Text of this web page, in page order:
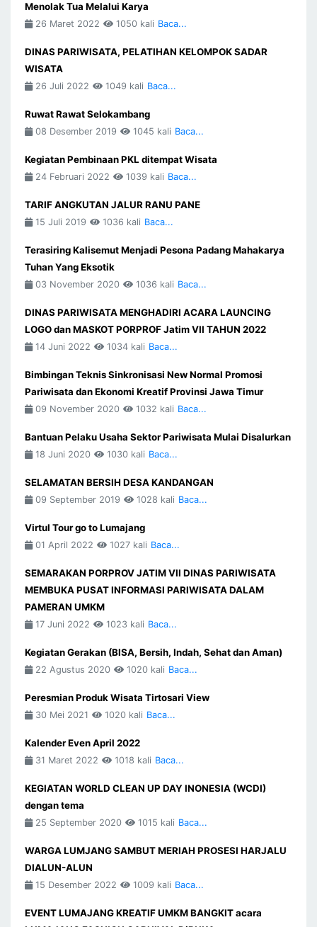
Menolak Tua Melalui Karya
26 Maret 2022 1050 kali Baca...
DINAS PARIWISATA, PELATIHAN KELOMPOK SADAR
WISATA
26 Juli 2022 1049 kali Baca...
Ruwat Rawat Selokambang
08 Desember 2019 1045 kali Baca...
Kegiatan Pembinaan PKL ditempat Wisata
24 Februari 2022 1039 kali Baca...
TARIF ANGKUTAN JALUR RANU PANE
15 Juli 2019 1036 kali Baca...
Terasiring Kalisemut Menjadi Pesona Padang Mahakarya
Tuhan Yang Eksotik
03 November 2020 1036 kali Baca...
DINAS PARIWISATA MENGHADIRI ACARA LAUNCING
LOGO dan MASKOT PORPROF Jatim VII TAHUN 2022
14 Juni 2022 1034 kali Baca...
Bimbingan Teknis Sinkronisasi New Normal Promosi
Pariwisata dan Ekonomi Kreatif Provinsi Jawa Timur
09 November 2020 1032 kali Baca...
Bantuan Pelaku Usaha Sektor Pariwisata Mulai Disalurkan
18 Juni 2020 1030 kali Baca...
SELAMATAN BERSIH DESA KANDANGAN
09 September 2019 1028 kali Baca...
Virtul Tour go to Lumajang
01 April 2022 1027 kali Baca...
SEMARAKAN PORPROV JATIM VII DINAS PARIWISATA
MEMBUKA PUSAT INFORMASI PARIWISATA DALAM
PAMERAN UMKM
17 Juni 2022 1023 kali Baca...
Kegiatan Gerakan (BISA, Bersih, Indah, Sehat dan Aman)
22 Agustus 2020 1020 kali Baca...
Peresmian Produk Wisata Tirtosari View
30 Mei 2021 1020 kali Baca...
Kalender Even April 2022
31 Maret 2022 1018 kali Baca...
KEGIATAN WORLD CLEAN UP DAY INONESIA (WCDI)
dengan tema
25 September 2020 1015 kali Baca...
WARGA LUMJANG SAMBUT MERIAH PROSESI HARJALU
DIALUN-ALUN
15 Desember 2022 1009 kali Baca...
EVENT LUMAJANG KREATIF UMKM BANGKIT acara